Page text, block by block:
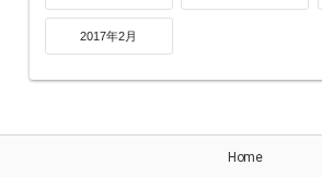
2017年2月
Home